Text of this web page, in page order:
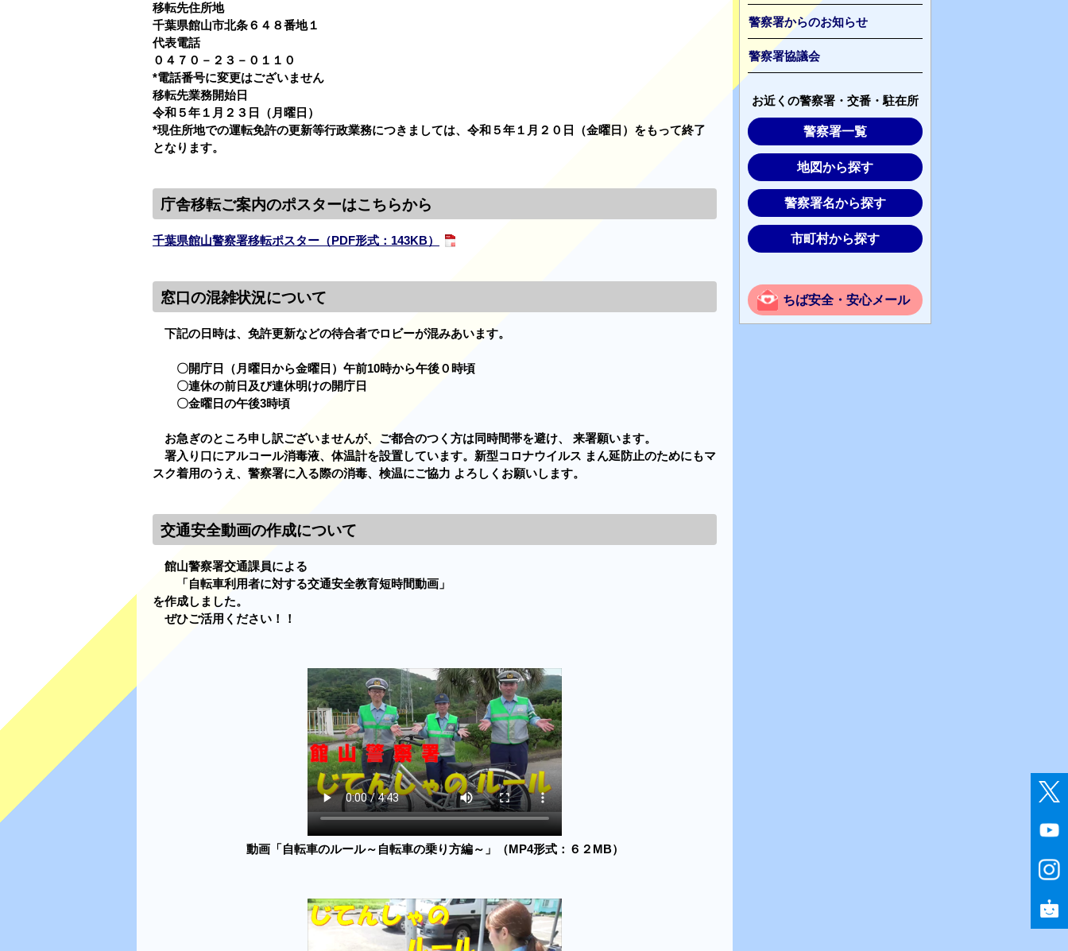
移転先住所地
千葉県館山市北条６４８番地１
代表電話
０４７０－２３－０１１０
*電話番号に変更はございません
移転先業務開始日
令和５年１月２３日（月曜日）
*現住所地での運転免許の更新等行政業務につきましては、令和５年１月２０日（金曜日）をもって終了
となります。
庁舎移転ご案内のポスターはこちらから
千葉県館山警察署移転ポスター（PDF形式：143KB）
窓口の混雑状況について
下記の日時は、免許更新などの待合者でロビーが混みあいます。
〇開庁日（月曜日から金曜日）午前10時から午後０時頃
〇連休の前日及び連休明けの開庁日
〇金曜日の午後3時頃
お急ぎのところ申し訳ございませんが、ご都合のつく方は同時間帯を避け、 来署願います。
署入り口にアルコール消毒液、体温計を設置しています。新型コロナウイルス まん延防止のためにもマ
スク着用のうえ、警察署に入る際の消毒、検温にご協力 よろしくお願いします。
交通安全動画の作成について
館山警察署交通課員による
「自転車利用者に対する交通安全教育短時間動画」
を作成しました。
ぜひご活用ください！！
動画「自転車のルール～自転車の乗り方編～」（MP4形式：６２MB）
警察署からのお知らせ
警察署協議会
お近くの警察署・交番・駐在所
警察署一覧
地図から探す
警察署名から探す
市町村から探す
ちば安全・安心メール